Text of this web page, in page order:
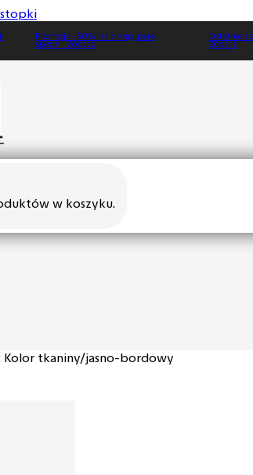
-30% na drugą parę
Zobacz
Ostatnie sztuki -
Zobacz
w koszyku.
tkaniny/jasno-bordowy